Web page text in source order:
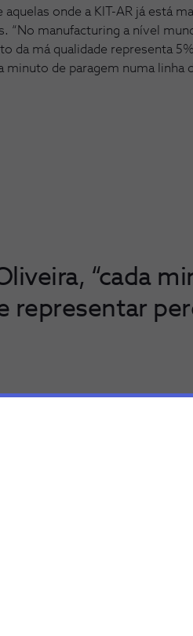
onde a KIT-AR já está
“No manufacturing a nível
má qualidade representa
minuto de paragem numa linha
“cada
representar